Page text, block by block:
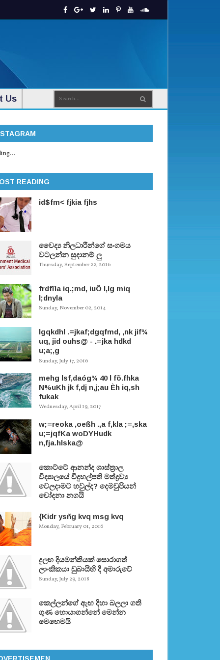
Us
READING
id$fm< fjkia fjhs
වෛද්‍ය නිලධාරීන්ගේ සංගමය
වටලන්න සුදානම් ලු
Thursday, September 22, 2016
frdfïIa iq.;md, iuÕ l,lg miq
l;dnyla
Sunday, November 02, 2014
lgqkdhl .=jkaf;dgqfmd, ,nk jif¾
uq, jid ouhs@ - .=jka hdkd
u;a;,g
Sunday, July 17, 2016
mehg lsf,daóg¾ 40 l fõ.fhka
N%uKh jk f,dj n,j;au Èh iq,sh
fukak
Wednesday, April 19, 2017
w;=reoka ,oeßh .,a f,kla ;=,ska
u;=jqfKa woDYHudk
n,fja.hlska@
කොට්ටේ ආනන්ද ශාස්ත‍්‍රාල
විද්‍යාලයේ විදුහල්පති මත්ද්‍රව්‍ය
වෙලදාමට හවුල්ද? දෙමවුපියන්
චෝදනා නගයි
{Kidr ysñg kvq msg kvq
Monday, February 01, 2016
දුලභ දියමන්තියක් සොරාගත්
ලාංකිකයා ඩුබායිහි දී අමාරුවේ
Sunday, July 29, 2018
කෙල්ලන්ගේ ඇඟ දිහා බලලා ගති
ගුණ හොයාගන්නේ මෙන්න
මෙහෙමයි